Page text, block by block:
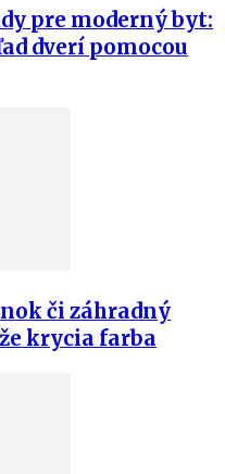
pre moderný byt:
dverí pomocou
či záhradný
krycia farba